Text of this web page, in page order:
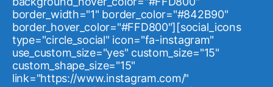
border_width="1" border_color="#842B90"
border_hover_color="#FFD800"][social_icons
type="circle_social" icon="fa-instagram"
use_custom_size="yes" custom_size="15"
custom_shape_size="15"
link="https://www.instagram.com/"